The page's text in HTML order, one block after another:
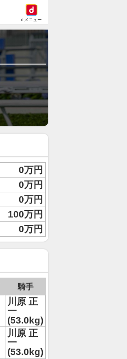
dメニュー
0万円
0万円
0万円
100万円
0万円
騎手
川原 正
一
(53.0kg)
川原 正
一
(53.0kg)